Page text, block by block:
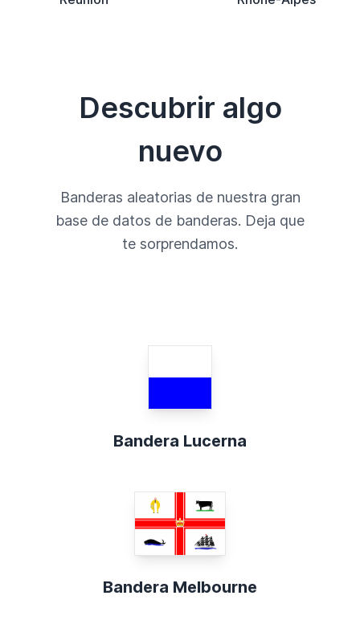
Descubrir algo
nuevo
Banderas aleatorias de nuestra gran
base de datos de banderas. Deja que
te sorprendamos.
Bandera Lucerna
Bandera Melbourne